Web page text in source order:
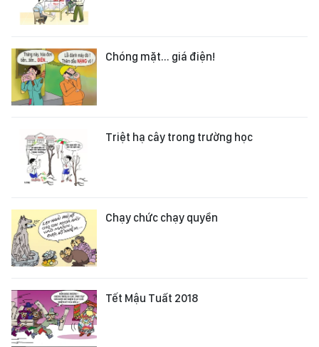
Chóng mặt... giá điện!
Triệt hạ cây trong trường học
Chạy chức chạy quyền
Tết Mậu Tuất 2018